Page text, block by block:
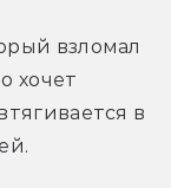
взломал
хочет
в